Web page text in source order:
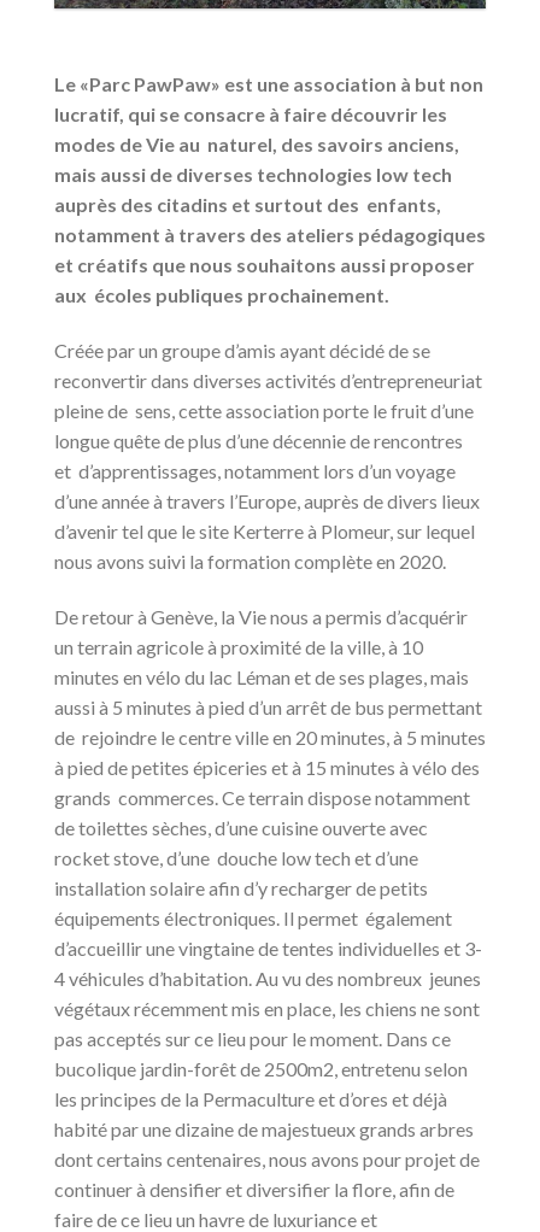
Le «Parc PawPaw» est une association à but non
lucratif, qui se consacre à faire découvrir les
modes de Vie au naturel, des savoirs anciens,
mais aussi de diverses technologies low tech
auprès des citadins et surtout des enfants,
notamment à travers des ateliers pédagogiques
et créatifs que nous souhaitons aussi proposer
aux écoles publiques prochainement.
Créée par un groupe d’amis ayant décidé de se
reconvertir dans diverses activités d’entrepreneuriat
pleine de sens, cette association porte le fruit d’une
longue quête de plus d’une décennie de rencontres
et d’apprentissages, notamment lors d’un voyage
d’une année à travers l’Europe, auprès de divers lieux
d’avenir tel que le site Kerterre à Plomeur, sur lequel
nous avons suivi la formation complète en 2020.
De retour à Genève, la Vie nous a permis d’acquérir
un terrain agricole à proximité de la ville, à 10
minutes en vélo du lac Léman et de ses plages, mais
aussi à 5 minutes à pied d’un arrêt de bus permettant
de rejoindre le centre ville en 20 minutes, à 5 minutes
à pied de petites épiceries et à 15 minutes à vélo des
grands commerces. Ce terrain dispose notamment
de toilettes sèches, d’une cuisine ouverte avec
rocket stove, d’une douche low tech et d’une
installation solaire afin d’y recharger de petits
équipements électroniques. Il permet également
d’accueillir une vingtaine de tentes individuelles et 3-
4 véhicules d’habitation. Au vu des nombreux jeunes
végétaux récemment mis en place, les chiens ne sont
pas acceptés sur ce lieu pour le moment. Dans ce
bucolique jardin-forêt de 2500m2, entretenu selon
les principes de la Permaculture et d’ores et déjà
habité par une dizaine de majestueux grands arbres
dont certains centenaires, nous avons pour projet de
continuer à densifier et diversifier la flore, afin de
faire de ce lieu un havre de luxuriance et